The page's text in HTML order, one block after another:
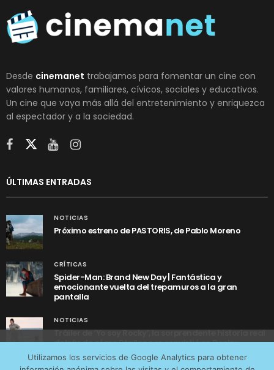
Desde cinemanet trabajamos para fomentar un cine con
valores humanos, familiares, cívicos, sociales y educativos.
Un cine que vaya más allá del entretenimiento y enriquezca
al espectador y a la sociedad.
ÚLTIMAS ENTRADAS
NOTICIAS
Próximo estreno de PASTORIS, de Pablo Moreno
CRÍTICAS
Spider-Man: Brand New Day | Fantástica y
emocionante vuelta del trepamuros a la gran
pantalla
NOTICIAS
Tráiler de ‘Yo soy Rocky’, la sorprendente historia real
detrás de cómo Stallone se convirtió en Rocky
Utilizamos los servicios de Google Analytics para obtener
tráfico web que recibimos y conocer los servicios que